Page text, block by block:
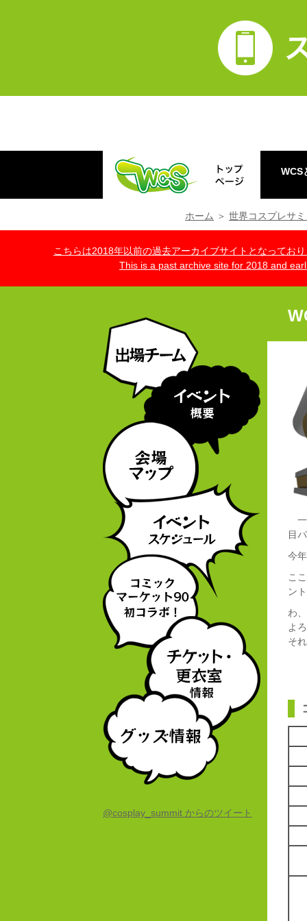
WCS
ホーム ＞ 世界コスプレサ
こちらは2018年以前の過去アーカイブサイトとなってお
This is a past archive site for 2018 and
目
今
こ
ン
わ
よ
そ
@cosplay_summit からのツイート